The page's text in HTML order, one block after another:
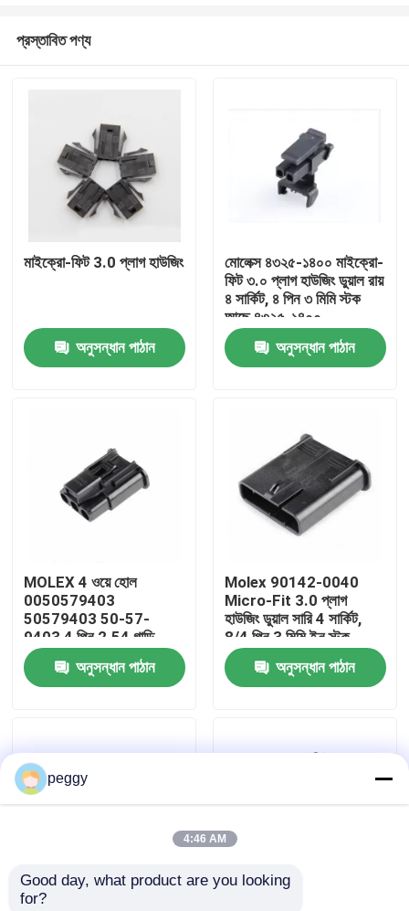
আমাদের সম্পর্কে
মান নিয়ন্ত্রণ
আমাদের সাথে যোগাযোগ করুন
তারের জোতা
এলভিডিএস ক্যাবল
প্রস্তাবিত পণ্য
মাইক্রো-ফিট 3.0 প্লাগ হাউজিং
অনুসন্ধান পাঠান
মোলেক্স ৪৩২৫-১৪০০ মাইক্রো-
ফিট ৩.০ প্লাগ হাউজিং ডুয়াল রায়
৪ সার্কিট, ৪ পিন ৩ মিমি স্টক
আছে ৪৩২৫-১৪০০
অনুসন্ধান পাঠান
MOLEX 4 ওয়ে হোল
0050579403
50579403 50-57-
9403 4 পিন 2.54 গাড়ি
সংযোগকারী
অনুসন্ধান পাঠান
Molex 90142-0040
Micro-Fit 3.0 প্লাগ
হাউজিং ডুয়াল সারি 4 সার্কিট,
8/4 পিন 3 মিমি ইন স্টক
90142-0040
অনুসন্ধান পাঠান
Molex 172256-3102
peggy
4:46 AM
Good day, what product are you looking
for?